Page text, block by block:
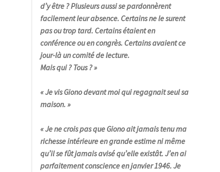
d’y être ? Plusieurs aussi se pardonnèrent
facilement leur absence. Certains ne le surent
pas ou trop tard. Certains étaient en
conférence ou en congrès. Certains avaient ce
jour-là un comité de lecture.
Mais qui ? Tous ? »
« Je vis Giono devant moi qui regagnait seul sa
maison. »
« Je ne crois pas que Giono ait jamais tenu ma
richesse intérieure en grande estime ni même
qu’il se fût jamais avisé qu’elle existât. J’en ai
parfaitement conscience en janvier 1946. Je